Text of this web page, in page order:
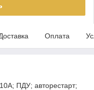
Оплата
ПДУ; авторестарт;